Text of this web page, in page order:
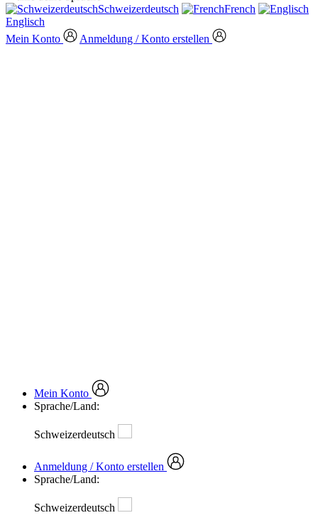
Schweizerdeutsch
French
Englisch
Mein Konto
Anmeldung / Konto erstellen
Mein Konto
Sprache/Land:
Schweizerdeutsch
Anmeldung / Konto erstellen
Sprache/Land:
Schweizerdeutsch